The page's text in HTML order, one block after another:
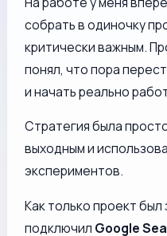
собрать в одиночку
критически важным.
понял, что пора
и начать реально
Стратегия была
выходным и
экспериментов.
Как только проект был
подключил Google